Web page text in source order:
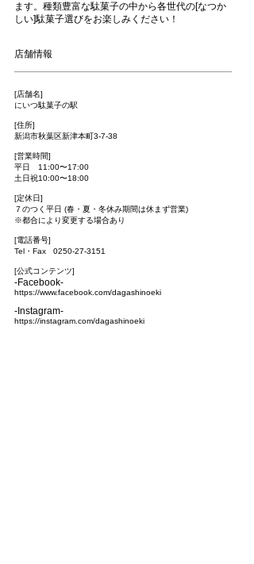
ます。種類豊富な駄菓子の中から各世代の[なつか
しい]駄菓子選びをお楽しみください！
店舗情報
[店舗名]
にいつ駄菓子の駅
[住所]
新潟市秋葉区新津本町3-7-38
[営業時間]
平日 11:00〜17:00
土日祝10:00〜18:00
[定休日]
７のつく平日 (春・夏・冬休み期間は休まず営業)
※都合により変更する場合あり
[電話番号]
Tel・Fax 0250-27-3151
[公式コンテンツ]
-Facebook-
https://www.facebook.com/dagashinoeki
-Instagram-
https://instagram.com/dagashinoeki